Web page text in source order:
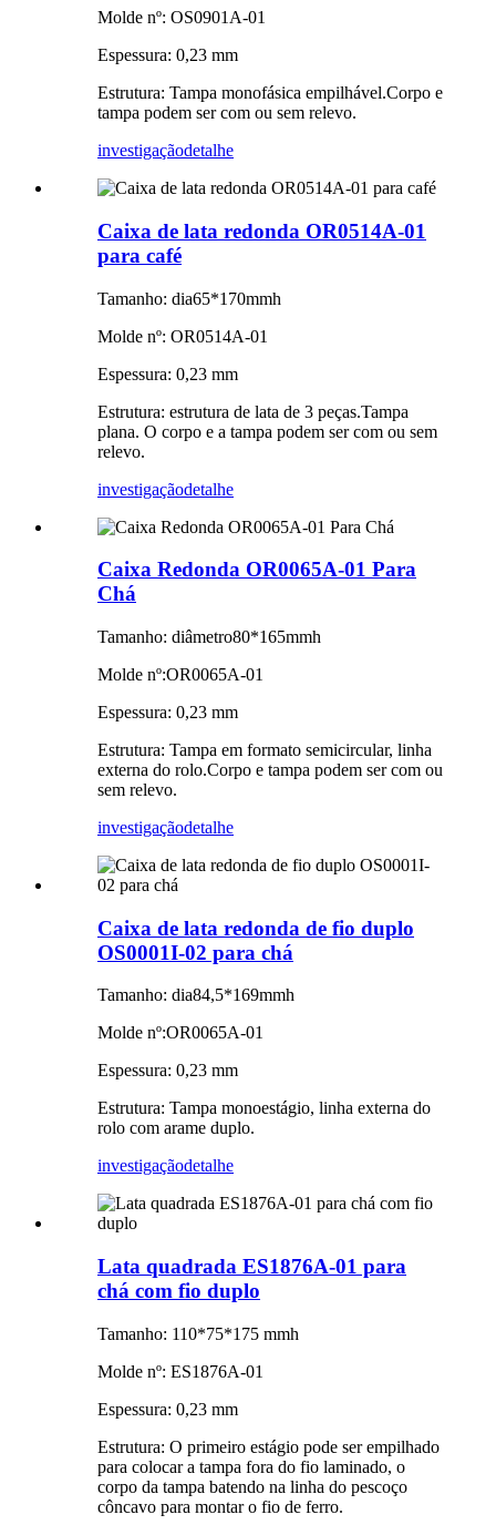
Molde nº: OS0901A-01
Espessura: 0,23 mm
Estrutura: Tampa monofásica empilhável.Corpo e
tampa podem ser com ou sem relevo.
investigaçãodetalhe
Caixa de lata redonda OR0514A-01
para café
Tamanho: dia65*170mmh
Molde nº: OR0514A-01
Espessura: 0,23 mm
Estrutura: estrutura de lata de 3 peças.Tampa
plana. O corpo e a tampa podem ser com ou sem
relevo.
investigaçãodetalhe
Caixa Redonda OR0065A-01 Para
Chá
Tamanho: diâmetro80*165mmh
Molde nº:OR0065A-01
Espessura: 0,23 mm
Estrutura: Tampa em formato semicircular, linha
externa do rolo.Corpo e tampa podem ser com ou
sem relevo.
investigaçãodetalhe
Caixa de lata redonda de fio duplo
OS0001I-02 para chá
Tamanho: dia84,5*169mmh
Molde nº:OR0065A-01
Espessura: 0,23 mm
Estrutura: Tampa monoestágio, linha externa do
rolo com arame duplo.
investigaçãodetalhe
Lata quadrada ES1876A-01 para
chá com fio duplo
Tamanho: 110*75*175 mmh
Molde nº: ES1876A-01
Espessura: 0,23 mm
Estrutura: O primeiro estágio pode ser empilhado
para colocar a tampa fora do fio laminado, o
corpo da tampa batendo na linha do pescoço
côncavo para montar o fio de ferro.